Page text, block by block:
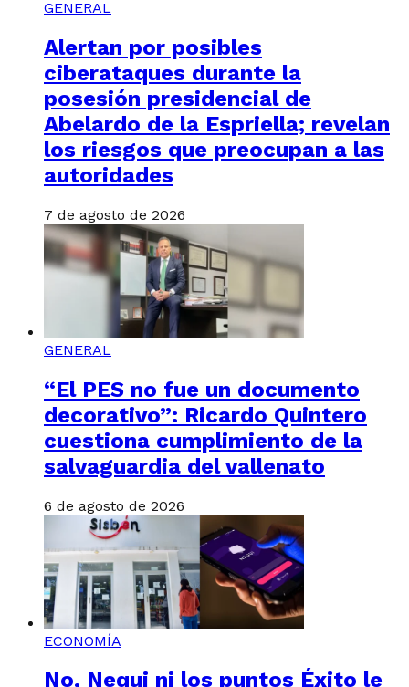
GENERAL
Alertan por posibles
ciberataques durante la
posesión presidencial de
Abelardo de la Espriella; revelan
los riesgos que preocupan a las
autoridades
7 de agosto de 2026
GENERAL
“El PES no fue un documento
decorativo”: Ricardo Quintero
cuestiona cumplimiento de la
salvaguardia del vallenato
6 de agosto de 2026
ECONOMÍA
No, Nequi ni los puntos Éxito le